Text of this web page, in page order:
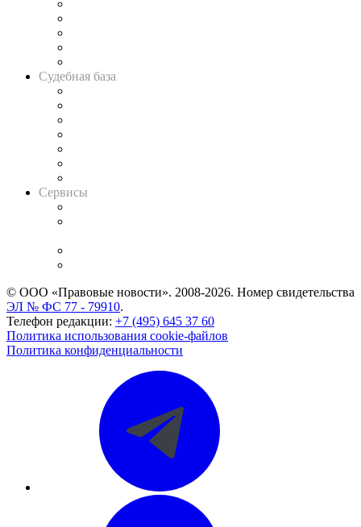
Судебная база
Сервисы
© ООО «Правовые новости». 2008-2026. Номер свидетельства
ЭЛ № ФС 77 - 79910.
Телефон редакции: +7 (495) 645 37 60
Политика использования cookie-файлов
Политика конфиденциальности